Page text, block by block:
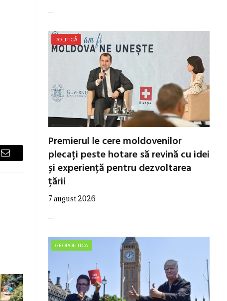
Email
…
POLITICĂ
Premierul le cere moldovenilor
plecați peste hotare să revină cu idei
și experiență pentru dezvoltarea
țării
7 august 2026
…
GEOPOLITICA